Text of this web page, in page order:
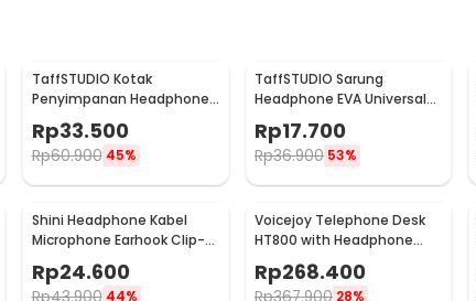
TaffSTUDIO Kotak
Penyimpanan Headphone
Hard Shell Waterproof Case
- PH-HE1
Rp33.500
Rp60.900 45%
TaffSTUDIO Sarung
Headphone EVA Universal
19x14x8cm - RV77
Rp17.700
Rp36.900 53%
Shini Headphone Kabel
Microphone Earhook Clip-
on Sporty Jack 3.5mm -
SN360
Rp24.600
Rp43.900 44%
Voicejoy Telephone Desk
HT800 with Headphone
Call Center VH500
Rp268.400
Rp367.900 28%